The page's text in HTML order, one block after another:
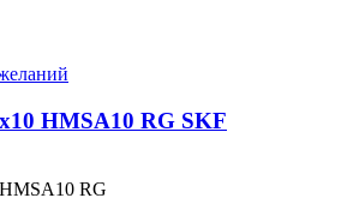
HMSA10 RG SKF
RG